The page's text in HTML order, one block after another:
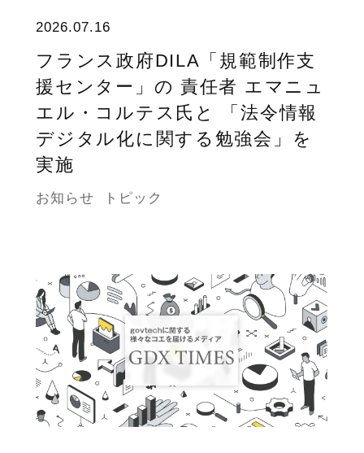
2026.07.16
フランス政府DILA「規範制作支
援センター」の 責任者 エマニュ
エル・コルテス氏と 「法令情報
デジタル化に関する勉強会」を
実施
お知らせ トピック